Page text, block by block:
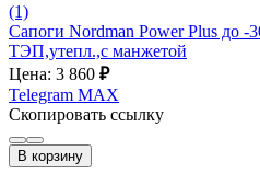
(1)
Сапоги Nordman Power Plus до
ТЭП,утепл.,с манжетой
Цена: 3 860 ₽
Telegram MAX
Скопировать ссылку
В корзину